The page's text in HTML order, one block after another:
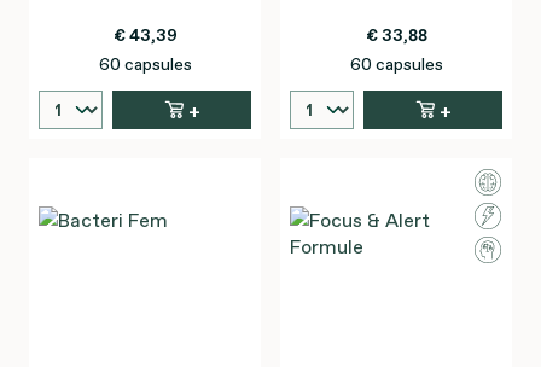
€ 43,39
60 capsules
+
€ 33,88
60 capsules
+